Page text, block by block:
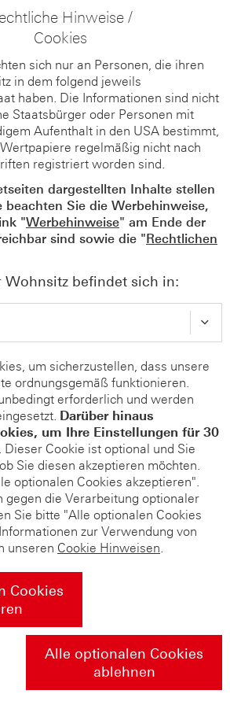
Hinweise /
Cookies
sich nur an Personen, die ihren
in dem folgend jeweils
haben. Die Informationen sind nicht
Staatsbürger oder Personen mit
Aufenthalt in den USA bestimmt,
regelmäßig nicht nach
registriert worden sind.
dargestellten Inhalte stellen
Sie die Werbehinweise,
"Werbehinweise" am Ende der
sind sowie die "Rechtlichen
Wohnsitz befindet sich in:
um sicherzustellen, dass unsere
ordnungsgemäß funktionieren.
erforderlich und werden
Darüber hinaus
um Ihre Einstellungen für 30
. Dieser Cookie ist optional und Sie
Sie diesen akzeptieren möchten.
optionalen Cookies akzeptieren".
gegen die Verarbeitung optionaler
Sie bitte "Alle optionalen Cookies
zur Verwendung von
unseren Cookie Hinweisen.
Cookies
Alle optionalen Cookies
ablehnen